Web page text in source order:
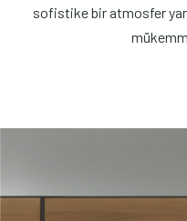
sofistike bir atmosfer